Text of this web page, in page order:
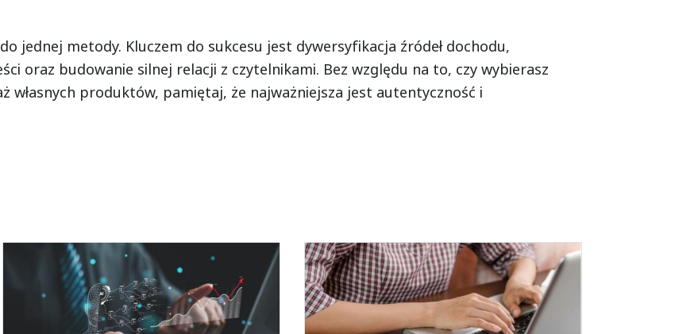
jednej metody. Kluczem do sukcesu jest dywersyfikacja źródeł dochodu,
oraz budowanie silnej relacji z czytelnikami. Bez względu na to, czy wybierasz
własnych produktów, pamiętaj, że najważniejsza jest autentyczność i